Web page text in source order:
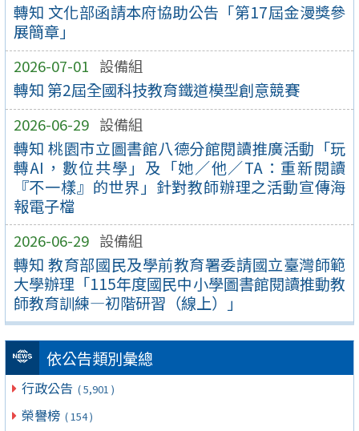
轉知 文化部函請本府協助公告「第17屆金漫獎參
展簡章」
2026-07-01 設備組
轉知 第2屆全國科技教育鐵道模型創意競賽
2026-06-29 設備組
轉知 桃園市立圖書館八德分館閱讀推廣活動「玩
轉AI，數位共學」及「她／他／TA：重新閱讀
『不一樣』的世界」針對教師辦理之活動宣傳海
報電子檔
2026-06-29 設備組
轉知 教育部國民及學前教育署委請國立臺灣師範
大學辦理「115年度國民中小學圖書館閱讀推動教
師教育訓練—初階研習（線上）」
依公告類別彙總
行政公告 ( 5,901 )
榮譽榜 ( 154 )